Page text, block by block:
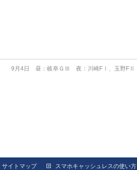
9月4日 昼：岐阜ＧⅢ 夜：川崎FⅠ、玉野FⅡ
サイトマップ スマホキャッシュレスの使い方